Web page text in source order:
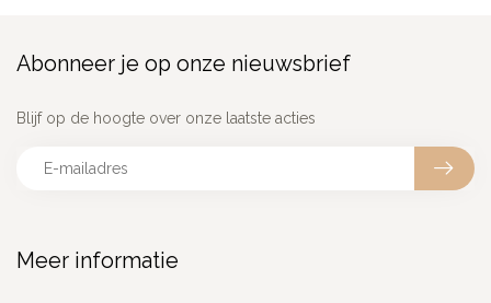
Meer informatie
Abonneer je op onze nieuwsbrief
Blijf op de hoogte over onze laatste acties